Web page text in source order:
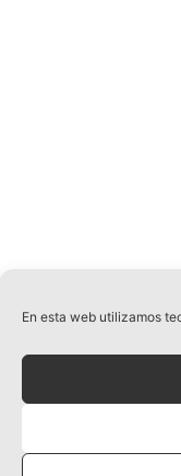
En esta web utilizamos